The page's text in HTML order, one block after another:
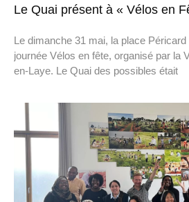
Le Quai présent à « Vélos en
Le dimanche 31 mai, la place
journée Vélos en fête, organisé par la
en-Laye. Le Quai des possibles était